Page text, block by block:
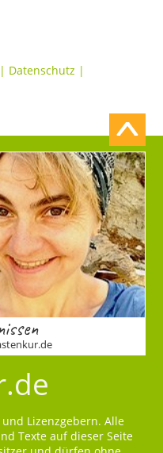
| Datenschutz |
und Lizenzgebern. Alle
Texte auf dieser Seite